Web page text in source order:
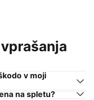
v moji
na spletu?